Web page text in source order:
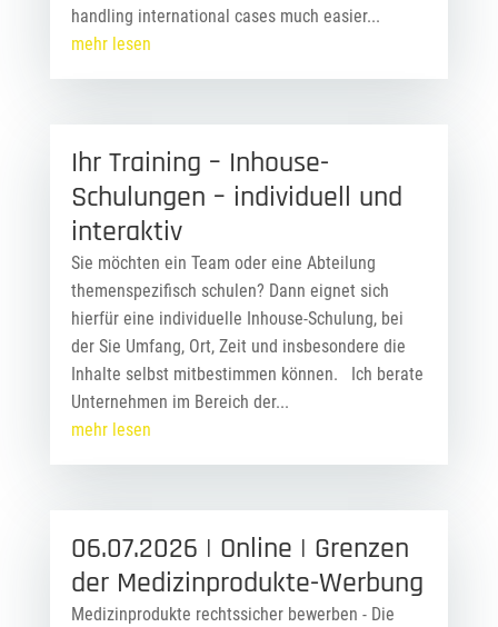
handling international cases much easier...
mehr lesen
Ihr Training – Inhouse-
Schulungen – individuell und
interaktiv
Sie möchten ein Team oder eine Abteilung
themenspezifisch schulen? Dann eignet sich
hierfür eine individuelle Inhouse-Schulung, bei
der Sie Umfang, Ort, Zeit und insbesondere die
Inhalte selbst mitbestimmen können. Ich berate
Unternehmen im Bereich der...
mehr lesen
06.07.2026 | Online | Grenzen
der Medizinprodukte-Werbung
Medizinprodukte rechtssicher bewerben - Die